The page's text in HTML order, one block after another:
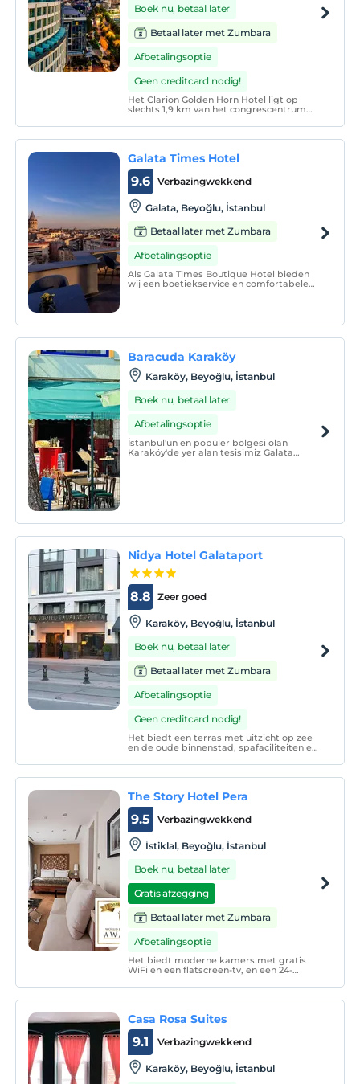
Boek nu, betaal later
Betaal later met Zumbara
Afbetalingsoptie
Geen creditcard nodig!
Het Clarion Golden Horn Hotel ligt op
slechts 1,9 km van het congrescentrum
Sultan-moskee en op 5 minuten van het
attractiepark Miniatürk. Vialand ligt op 4
km. weg.
Galata Times Hotel
Verbazingwekkend
9.6
Galata, Beyoğlu, İstanbul
Betaal later met Zumbara
Afbetalingsoptie
Als Galata Times Boutique Hotel bieden
wij een boetiekservice en comfortabele
Baracuda Karaköy
Karaköy, Beyoğlu, İstanbul
Boek nu, betaal later
Afbetalingsoptie
İstanbul'un en popüler bölgesi olan
Karaköy'de yer alan tesisimiz Galata
Nidya Hotel Galataport
Zeer goed
8.8
Karaköy, Beyoğlu, İstanbul
Boek nu, betaal later
Betaal later met Zumbara
Afbetalingsoptie
Geen creditcard nodig!
Het biedt een terras met uitzicht op zee
en de oude binnenstad, spafaciliteiten en
een minibar. Alle kamers en suites van
Nidya Hotel Galataport hebben een
The Story Hotel Pera
Verbazingwekkend
9.5
İstiklal, Beyoğlu, İstanbul
Boek nu, betaal later
Gratis afzegging
Betaal later met Zumbara
Afbetalingsoptie
Het biedt moderne kamers met gratis
WiFi en een flatscreen-tv, en een 24-
Kumbaracı zijn uitgerust met
airconditioning en stijlvol donker
Casa Rosa Suites
Verbazingwekkend
9.1
Karaköy, Beyoğlu, İstanbul